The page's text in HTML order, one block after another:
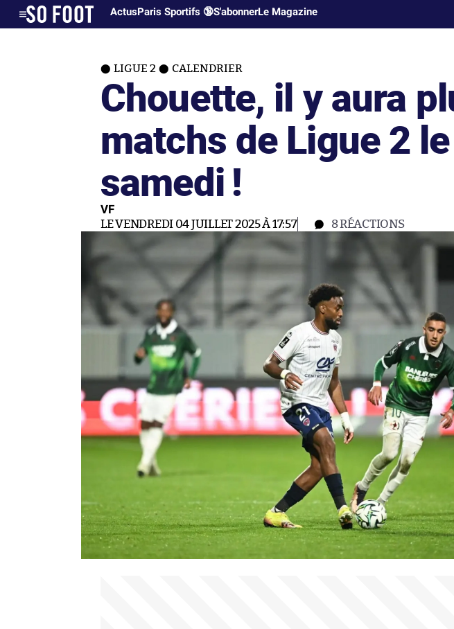
ActusParis Sportifs 🔞S'abonnerLe Magazine
LIGUE 2 CALENDRIER
Chouette, il y aura
matchs de Ligue 2 le
samedi !
VF
LE VENDREDI 04 JUILLET 2025 À 17:57 8RÉACTIONS